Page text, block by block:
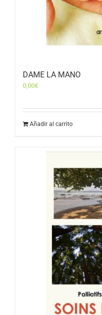
DAME LA MANO
0,00€
Añadir al carrito